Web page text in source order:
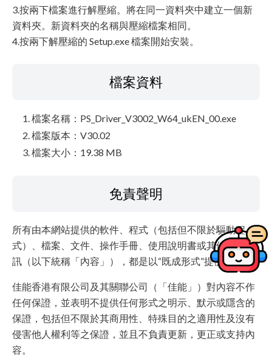
3.按兩下檔案進行解壓縮。將在同一資料夾中建立一個新
資料夾。新資料夾的名稱與壓縮檔案相同。
4.按兩下解壓縮的 Setup.exe 檔案開始安裝。
檔案資料
檔案名稱：PS_Driver_V3002_W64_ukEN_00.exe
檔案版本：V30.02
檔案大小：19.38 MB
免責聲明
所有由本網站提供的軟件、程式（包括但不限於驅動程
式）、檔案、文件、操作手冊、使用說明書或其他任何資
訊（以下統稱「內容」），都是以“既成形式”提供。
佳能香港有限公司及其關聯公司（「佳能」）對內容不作
任何保證，並表明不提供任何形式之明示、默示或隱含的
保證，包括但不限於其商用性、特殊目的之適用性及沒有
侵害他人權利等之保證，並且不負責更新，更正或支持內
容。